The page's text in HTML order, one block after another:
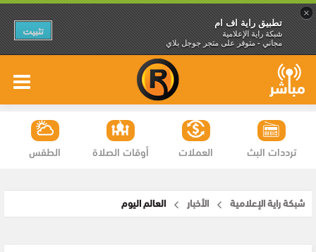
×
تطبيق راية اف ام
شبكة راية الإعلامية
مجاني - متوفر على متجر جوجل بلاي
تثبيت
الطقس أوقات الصلاة العملات ترددات البث
شبكة راية الإعلامية الأخبار العالم اليوم